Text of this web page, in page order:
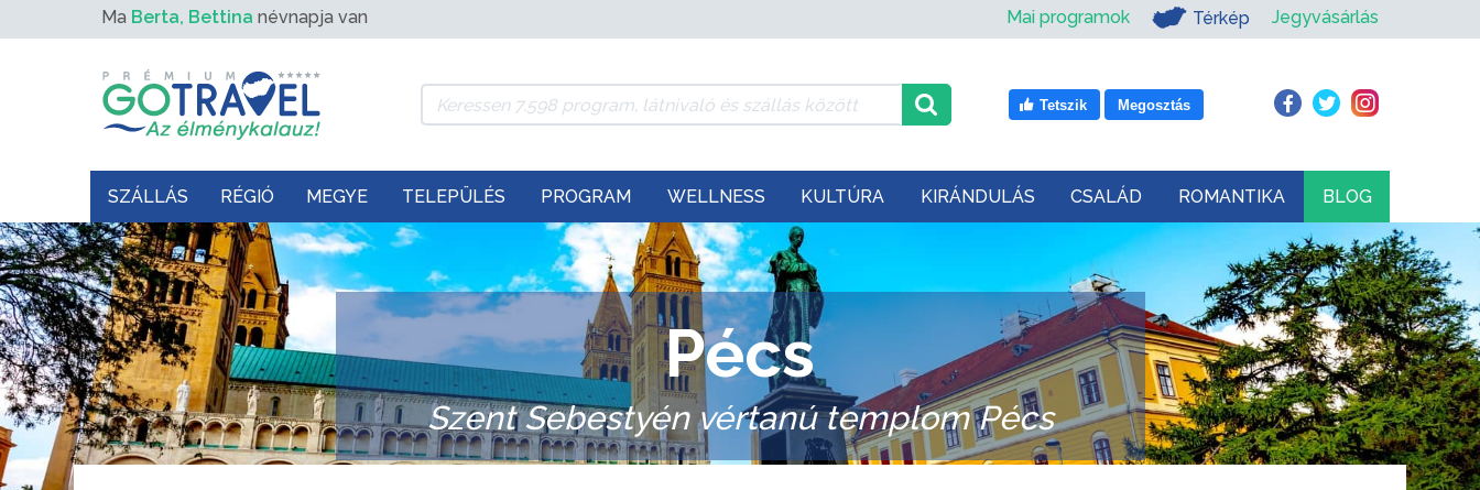
Ma Berta, Bettina névnapja van Mai programok Térkép Jegyvásárlás
Tetszik Megosztás
SZÁLLÁS RÉGIÓ MEGYE TELEPÜLÉS PROGRAM WELLNESS KULTÚRA KIRÁNDULÁS CSALÁD ROMANTIKA BLOG
Pécs
Szent Sebestyén vértanú templom Pécs